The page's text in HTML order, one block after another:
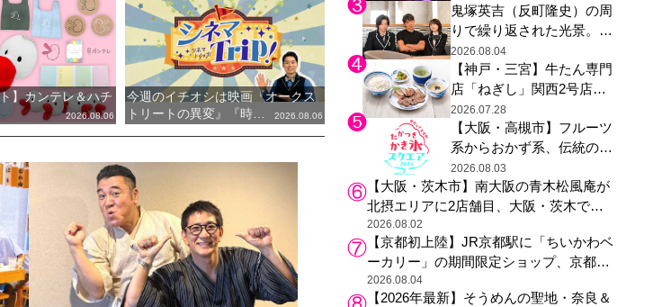
】カンテレ＆ハチ
2026.08.06
今週のイチオシは映画『オークス
トリートの異変』『時…
2026.08.06
由研究の課題に」と「ボタ
ニカルガーデン 大阪」へ招
待
鬼塚英吉（反町隆史）の周
りで繰り返された光景。ド
ラマ『GTO』第３話で光っ
た演出の巧みさ
2026.08.04
【神戸・三宮】牛たん専門
店「ねぎし」関西2号店が
登場、ファンら「8月が待
ち遠しい」と早くから注目
2026.07.28
【大阪・高槻市】フルーツ
系からおかず系、伝統の天
然氷まで人気店が集結、高
槻阪急スクエアで「かき
氷」祭り
2026.08.03
【大阪・茨木市】南大阪の青木松風庵が
北摂エリアに2店舗目、大阪・茨木で
も“焼きたて”の月化粧が食べられる
2026.08.02
【京都初上陸】JR京都駅に「ちいかわベ
ーカリー」の期間限定ショップ、京都の
銘菓“おたべ”との限定コラボも
2026.08.04
【2026年最新】そうめんの聖地・奈良＆